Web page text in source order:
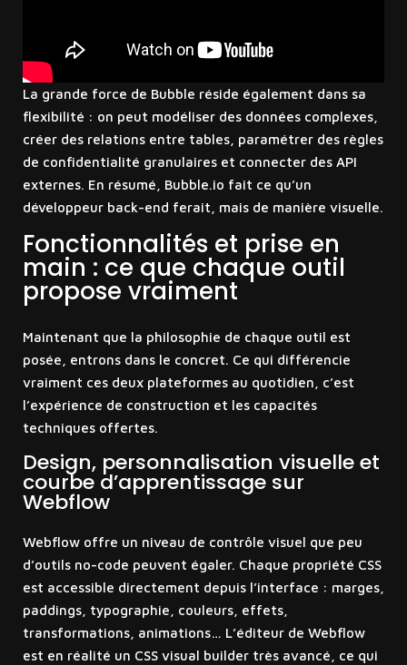
La grande force de Bubble réside également dans sa
flexibilité : on peut modéliser des données complexes,
créer des relations entre tables, paramétrer des règles
de confidentialité granulaires et connecter des API
externes. En résumé, Bubble.io fait ce qu’un
développeur back-end ferait, mais de manière visuelle.
Fonctionnalités et prise en
main : ce que chaque outil
propose vraiment
Maintenant que la philosophie de chaque outil est
posée, entrons dans le concret. Ce qui différencie
vraiment ces deux plateformes au quotidien, c’est
l’expérience de construction et les capacités
techniques offertes.
Design, personnalisation visuelle et
courbe d’apprentissage sur
Webflow
Webflow offre un niveau de contrôle visuel que peu
d’outils no-code peuvent égaler. Chaque propriété CSS
est accessible directement depuis l’interface : marges,
paddings, typographie, couleurs, effets,
transformations, animations… L’éditeur de Webflow
est en réalité un CSS visual builder très avancé, ce qui